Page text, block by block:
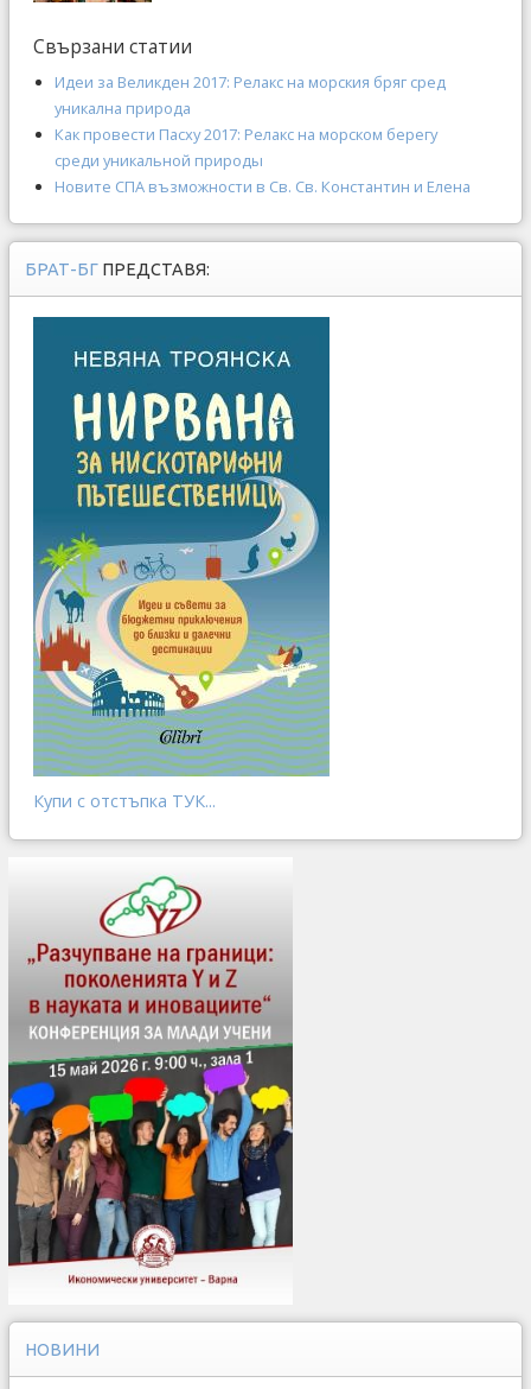
Свързани статии
Идеи за Великден 2017: Релакс на морския бряг сред
уникална природа
Как провести Пасху 2017: Релакс на морском берегу
среди уникальной природы
Новите СПА възможности в Св. Св. Константин и Елена
БРАТ-БГ ПРЕДСТАВЯ:
Купи с отстъпка ТУК...
НОВИНИ